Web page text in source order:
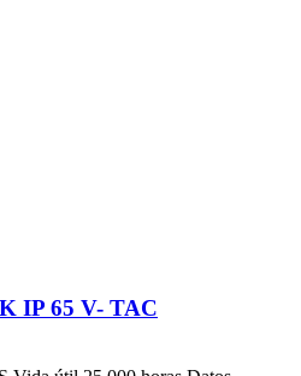
IP 65 V- TAC